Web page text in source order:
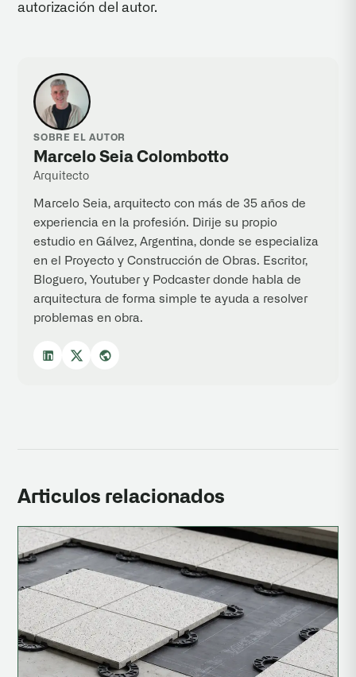
autorización del autor.
SOBRE EL AUTOR
Marcelo Seia Colombotto
Arquitecto
Marcelo Seia, arquitecto con más de 35 años de
experiencia en la profesión. Dirije su propio
estudio en Gálvez, Argentina, donde se especializa
en el Proyecto y Construcción de Obras. Escritor,
Bloguero, Youtuber y Podcaster donde habla de
arquitectura de forma simple te ayuda a resolver
problemas en obra.
Articulos relacionados